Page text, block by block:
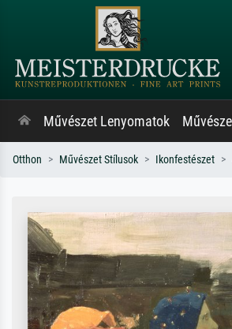
Művészet Lenyomatok
Otthon Művészet Stílusok Ikonfestészet